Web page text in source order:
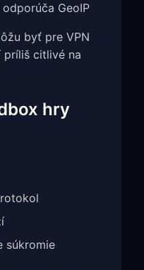
GeoIP
byť pre VPN
citlivé na
hry
súkromie